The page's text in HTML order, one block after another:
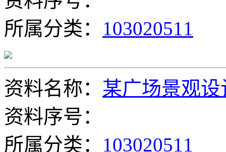
所属分类： 103020511
资料名称： 某广场景观设
资料序号：
所属分类： 103020511